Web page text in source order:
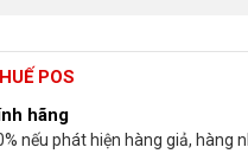
POS
hãng
nếu phát hiện hàng giả, hàng